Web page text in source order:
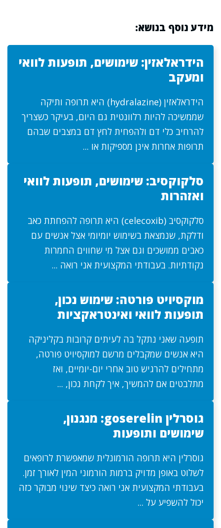
מידע נוסף בנושא:
הידראלאזין: שימושים, תופעות לוואי
ומעקב
הידראלאזין (hydralazine) היא תרופה ותיקה
שממשיכה להיות רלוונטית גם היום, בעיקר כשצריך
להרחיב כלי דם ולהפחית לחץ דם במצבים שבהם
תרופות אחרות אינן מספיקות או ...
סלקוקסיב: שימושים, תופעות לוואי
ואזהרות
סלקוקסיב (celecoxib) היא תרופה להפחתת כאב
ודלקת, שנמצאת בשימוש יומיומי אצל אנשים עם
כאבים ממושכים וגם אצל מי שחווים החמרות
נקודתיות. בעבודתי המקצועית אני רואה ...
מוקסיויט פורטה: שימוש נכון,
תופעות לוואי ואינטראקציות
תופעה שאני נתקל בה לעיתים קרובות בקליניקה
היא אנשים שמקבלים מרשם למוקסיויט פורטה,
מתחילים להרגיש טוב אחרי יום-יומיים, ואז
מתלבטים אם להמשיך, איך לקחת נכון, ...
גוסרלין goserelin: מנגנון,
שימושים ותופעות
גוסרלין היא תרופה הורמונלית שמאפשרת לרופאים
לשלוט באופן מדויק ברמות הורמוני המין לאורך זמן.
בעבודתי המקצועית אני רואה כיצד שינוי מבוקר כזה
יכול להשפיע על ...